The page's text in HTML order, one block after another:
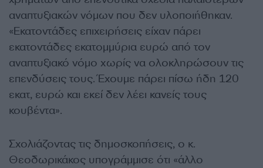
αναπτυξιακών νόμων που δεν υλοποιήθηκαν.
«Εκατοντάδες επιχειρήσεις είχαν πάρει
εκατοντάδες εκατομμύρια ευρώ από τον
αναπτυξιακό νόμο χωρίς να ολοκληρώσουν τις
επενδύσεις τους. Έχουμε πάρει πίσω ήδη 120
εκατ, ευρώ και εκεί δεν λέει κανείς τους
κουβέντα».
Σχολιάζοντας τις δημοσκοπήσεις, ο κ.
Θεοδωρικάκος υπογράμμισε ότι «άλλο